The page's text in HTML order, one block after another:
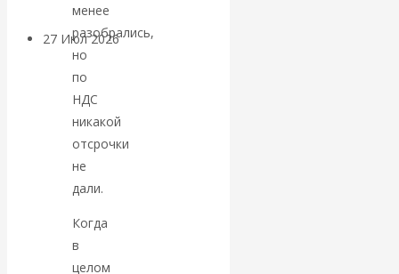
27 Июл 2026Мировая
валютная система
Валентин
КАтасонов.
«МЕТОД
ОТМЫВАНИЯ
менее
разобрались,
но
по
НДС
никакой
отсрочки
не
дали.
Когда
в
целом